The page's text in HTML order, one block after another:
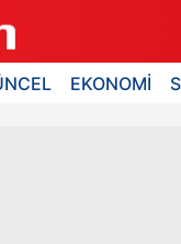
EKONOMİ